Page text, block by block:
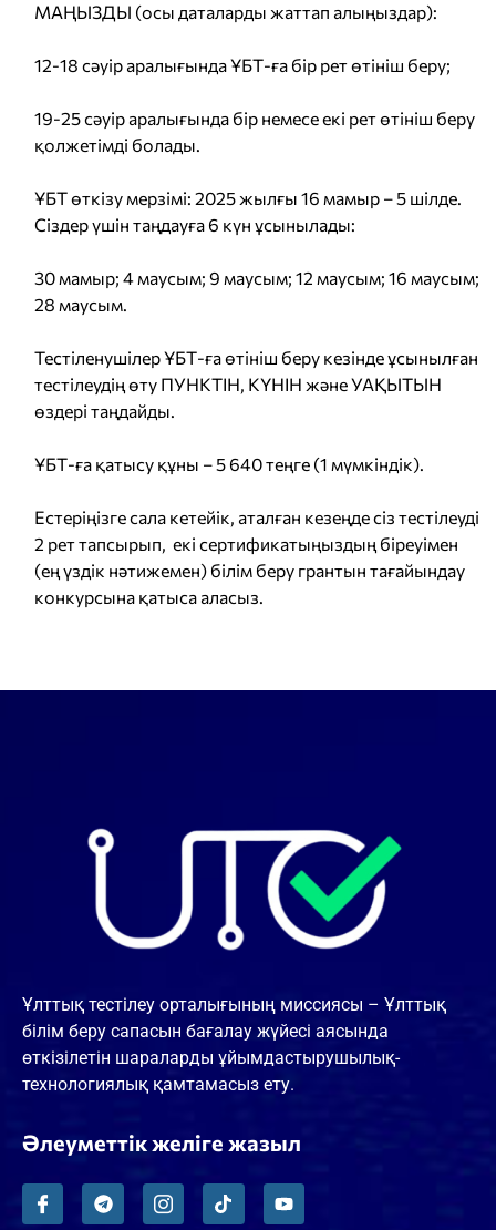
МАҢЫЗДЫ (осы даталарды жаттап алыңыздар):
12-18 сәуір аралығында ҰБТ-ға бір рет өтініш беру;
19-25 сәуір аралығында бір немесе екі рет өтініш беру
қолжетімді болады.
ҰБТ өткізу мерзімі: 2025 жылғы 16 мамыр – 5 шілде.
Сіздер үшін таңдауға 6 күн ұсынылады:
30 мамыр; 4 маусым; 9 маусым; 12 маусым; 16 маусым;
28 маусым.
Тестіленушілер ҰБТ-ға өтініш беру кезінде ұсынылған
тестілеудің өту ПУНКТІН, КҮНІН және УАҚЫТЫН
өздері таңдайды.
ҰБТ-ға қатысу құны – 5 640 теңге (1 мүмкіндік).
Естеріңізге сала кетейік, аталған кезеңде сіз тестілеуді
2 рет тапсырып, екі сертификатыңыздың біреуімен
(ең үздік нәтижемен) білім беру грантын тағайындау
конкурсына қатыса аласыз.
Ұлттық тестілеу орталығының миссиясы – Ұлттық
білім беру сапасын бағалау жүйесі аясында
өткізілетін шараларды ұйымдастырушылық-
технологиялық қамтамасыз ету.
Әлеуметтік желіге жазыл